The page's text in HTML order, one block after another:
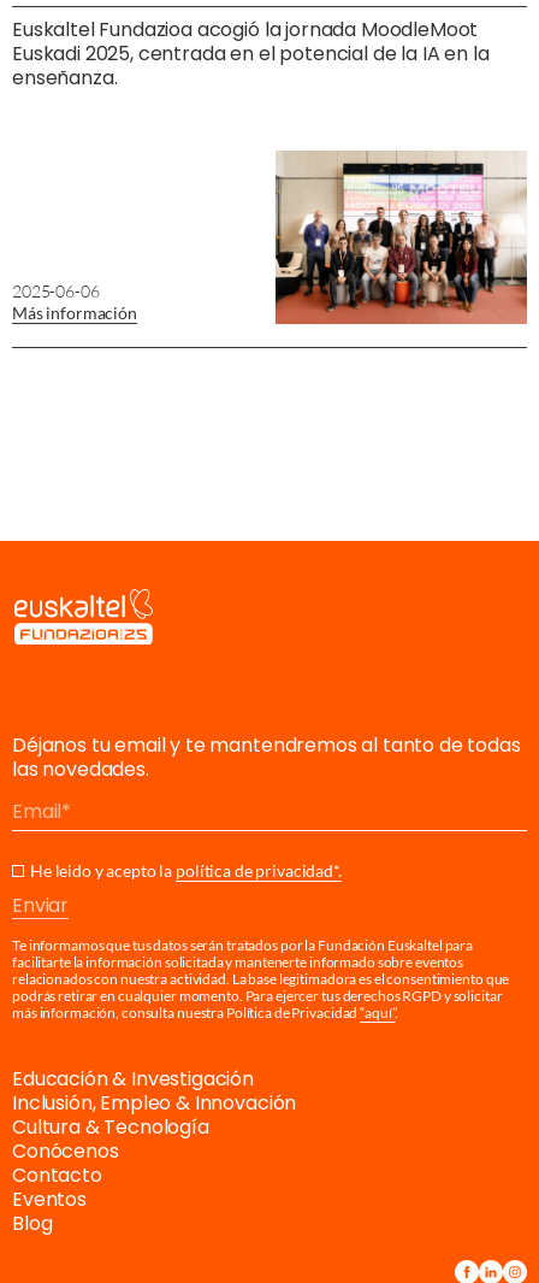
Euskaltel Fundazioa acogió la jornada MoodleMoot
Euskadi 2025, centrada en el potencial de la IA en la
enseñanza.
2025-06-06
Más información
Educación & Investigación
Inclusión, Empleo & Innovación
Cultura & Tecnología
Conócenos
Contacto
Eventos
Blog
Déjanos tu email y te mantendremos al tanto de todas
las novedades.
Email
He leido y acepto la política de privacidad*.
Enviar
Te informamos que tus datos serán tratados por la Fundación Euskaltel para
facilitarte la información solicitada y mantenerte informado sobre eventos
relacionados con nuestra actividad. La base legitimadora es el consentimiento que
podrás retirar en cualquier momento. Para ejercer tus derechos RGPD y solicitar
más información, consulta nuestra Política de Privacidad“aquí”.